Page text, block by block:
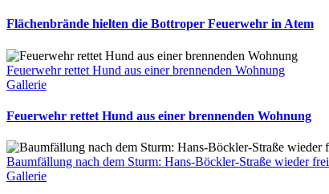
Flächenbrände hielten die Bottroper Feuerwehr in Atem
Feuerwehr rettet Hund aus einer brennenden Wohnung
Gallerie
Feuerwehr rettet Hund aus einer brennenden Wohnung
Baumfällung nach dem Sturm: Hans-Böckler-Straße wieder frei
Gallerie